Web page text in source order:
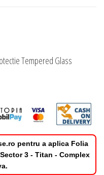
Tempered Glass
pentru a aplica Folia
3 - Titan - Complex